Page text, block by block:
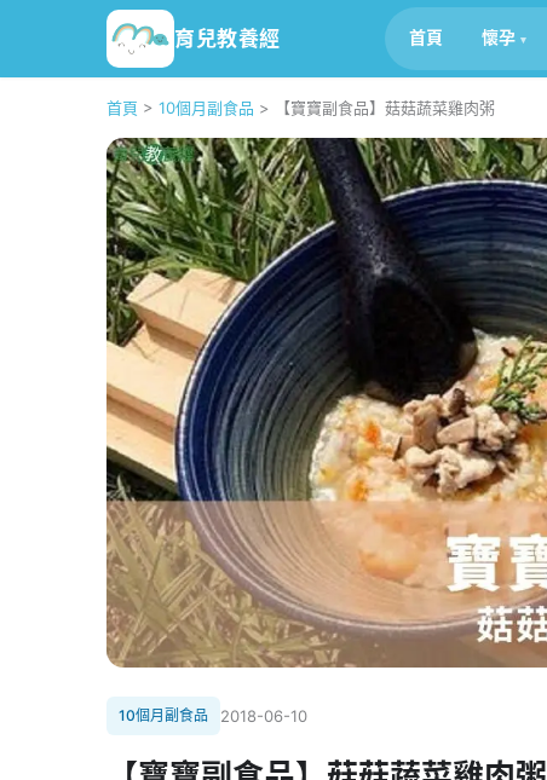
育兒教養經 首頁 懷孕
首頁 > 10個月副食品 > 【寶寶副食品】菇菇蔬菜雞肉粥
10個月副食品 2018-06-10